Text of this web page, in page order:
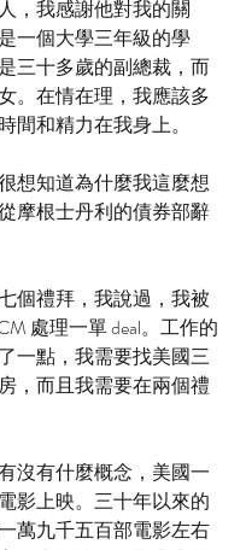
，我感謝他對我的關
一個大學三年級的學
三十多歲的副總裁，而
。在情在理，我應該多
間和精力在我身上。
想知道為什麼我這麼想
摩根士丹利的債券部辭
個禮拜，我說過，我被
處理一單 deal。工作的
一點，我需要找美國三
，而且我需要在兩個禮
沒有什麼概念，美國一
影上映。三十年以來的
萬九千五百部電影左右